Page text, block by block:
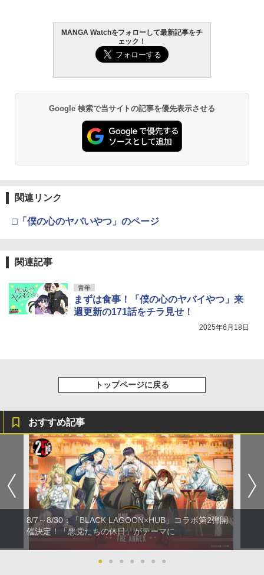
MANGA Watchをフォローして最新記事をチ
ェック！
Google 検索で当サイトの記事を優先表示させる
関連リンク
□「僕の心のヤバいやつ」のページ
関連記事
青年
まずは食事！「僕の心のヤバイやつ」来
週更新の171話をチラ見せ！
2025年6月18日
トップページに戻る
おすすめ記事
8/7～8/30：「BLACK LAGOON×HUB」コラボ第2弾開
催決定！「悪党たちの休日」がテーマに
● ● ● ● ● ● ●